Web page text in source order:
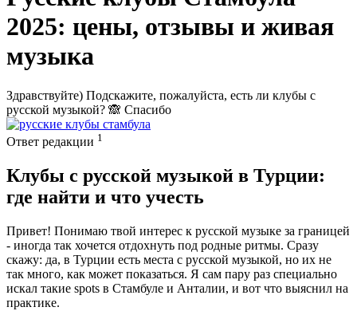
2025: цены, отзывы и живая
музыка
Здравствуйте) Подскажите, пожалуйста, есть ли клубы с
русской музыкой? 🙈 Спасибо
Ответ редакции 1
Клубы с русской музыкой в Турции:
где найти и что учесть
Привет! Понимаю твой интерес к русской музыке за границей
- иногда так хочется отдохнуть под родные ритмы. Сразу
скажу: да, в Турции есть места с русской музыкой, но их не
так много, как может показаться. Я сам пару раз специально
искал такие spots в Стамбуле и Анталии, и вот что выяснил на
практике.